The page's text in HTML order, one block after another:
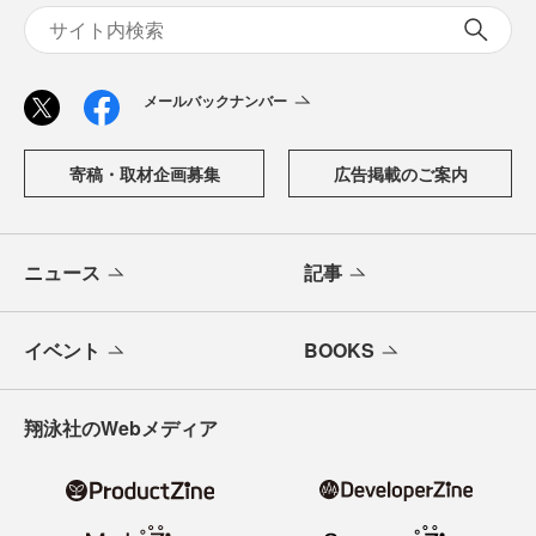
メールバックナンバー
寄稿・取材企画募集 広告掲載のご案内
ニュース 記事
イベント BOOKS
翔泳社のWebメディア